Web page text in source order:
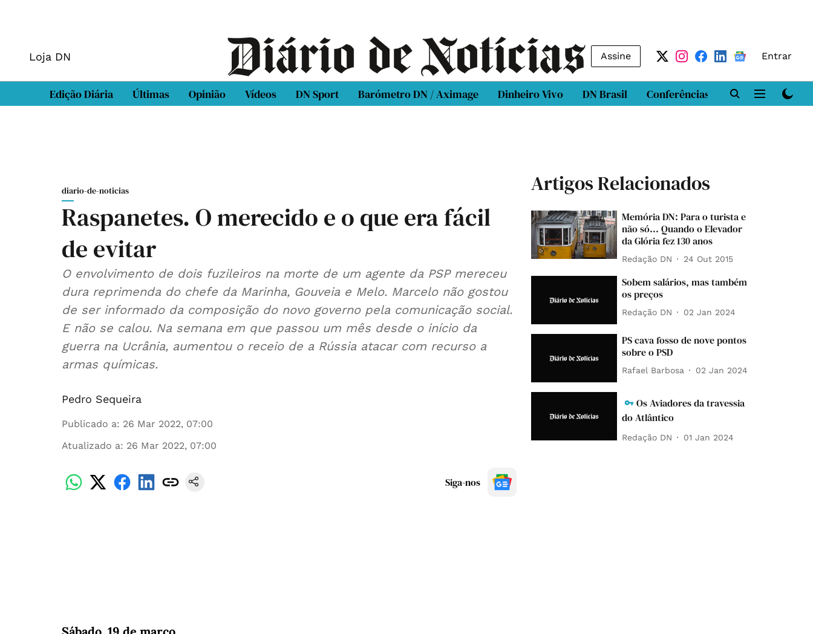
Loja DN Assine Entrar
Edição Diária Últimas Opinião Vídeos DN Sport Barómetro DN / Aximage Dinheiro Vivo DN Brasil Conferências DN LAB
diario-de-noticias
Raspanetes. O merecido e o que era fácil
de evitar
O envolvimento de dois fuzileiros na morte de um agente da PSP mereceu
dura reprimenda do chefe da Marinha, Gouveia e Melo. Marcelo não gostou
de ser informado da composição do novo governo pela comunicação social.
E não se calou. Na semana em que passou um mês desde o início da
guerra na Ucrânia, aumentou o receio de a Rússia atacar com recurso a
armas químicas.
Pedro Sequeira
Publicado a: 26 Mar 2022, 07:00
Atualizado a: 26 Mar 2022, 07:00
Siga-nos
Artigos Relacionados
Memória DN: Para o turista e
não só... Quando o Elevador
da Glória fez 130 anos
Redação DN 24 Out 2015
Sobem salários, mas também
os preços
Redação DN 02 Jan 2024
PS cava fosso de nove pontos
sobre o PSD
Rafael Barbosa 02 Jan 2024
Os Aviadores da travessia
do Atlântico
Redação DN 01 Jan 2024